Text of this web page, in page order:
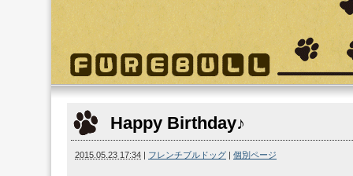
Happy Birthday♪
2015.05.23 17:34 | フレンチブルドッグ | 個別ページ